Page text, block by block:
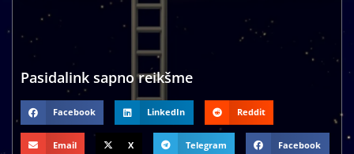
Pasidalink sapno reikšme
Facebook LinkedIn Reddit
Email X Telegram Facebook